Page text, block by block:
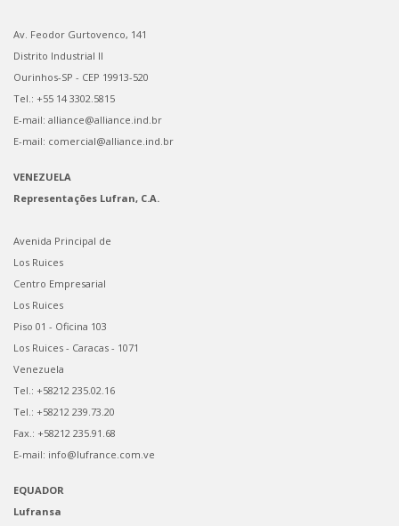
Av. Feodor Gurtovenco, 141
Distrito Industrial II
Ourinhos-SP - CEP 19913-520
Tel.: +55 14 3302.5815
E-mail: alliance@alliance.ind.br
E-mail: comercial@alliance.ind.br
VENEZUELA
Representações Lufran, C.A.
Avenida Principal de
Los Ruices
Centro Empresarial
Los Ruices
Piso 01 - Oficina 103
Los Ruices - Caracas - 1071
Venezuela
Tel.: +58212 235.02.16
Tel.: +58212 239.73.20
Fax.: +58212 235.91.68
E-mail: info@lufrance.com.ve
EQUADOR
Lufransa